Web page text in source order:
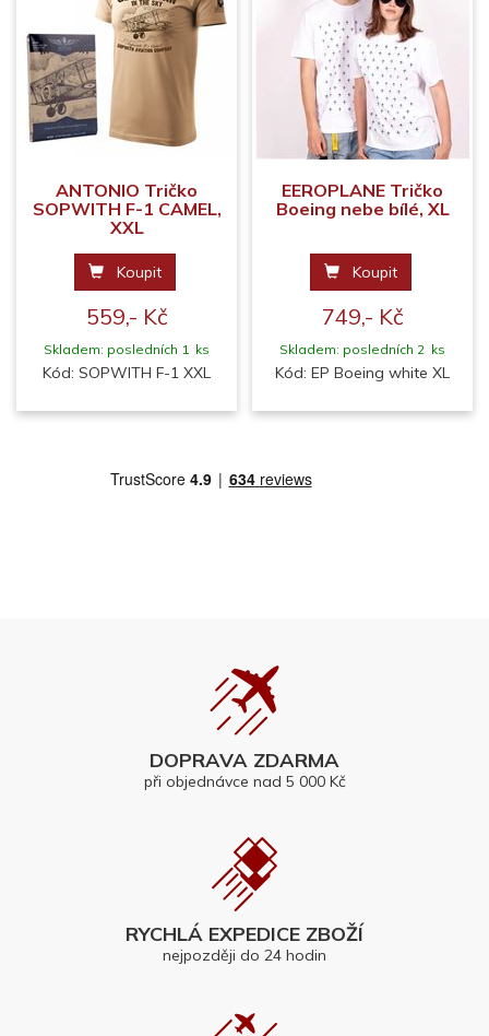
ANTONIO Tričko
SOPWITH F-1 CAMEL,
XXL
Koupit
559,- Kč
Skladem: posledních 1 ks
Kód: SOPWITH F-1 XXL
EEROPLANE Tričko
Boeing nebe bílé, XL
Koupit
749,- Kč
Skladem: posledních 2 ks
Kód: EP Boeing white XL
DOPRAVA ZDARMA
při objednávce nad 5 000 Kč
RYCHLÁ EXPEDICE ZBOŽÍ
nejpozději do 24 hodin